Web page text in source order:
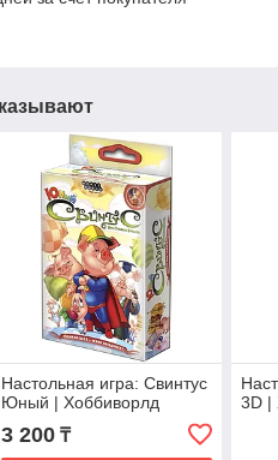
Настольная игра: Свинтус
Юный | Хоббиворлд
3 200₸
3D |